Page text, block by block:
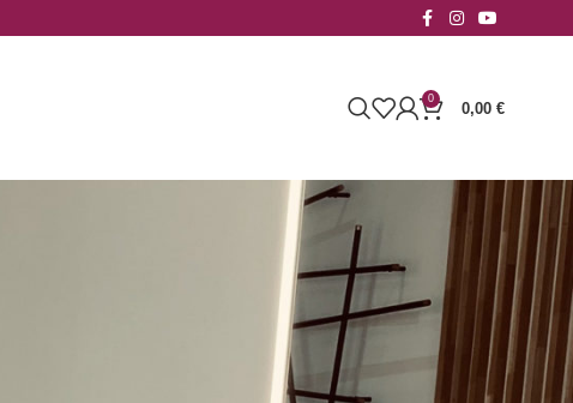
0
0,00 €
Affichage de 1–24 sur 63 résultats